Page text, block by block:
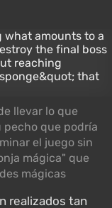
llevar lo que
pecho que podría
el juego sin
mágica" que
mágicas
realizados tan